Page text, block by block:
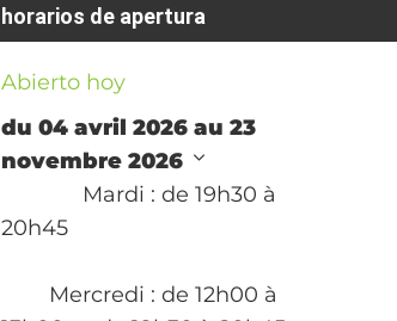
horarios de apertura
Abierto hoy
du 04 avril 2026 au 23
novembre 2026
Mardi : de 19h30 à
20h45
Mercredi : de 12h00 à